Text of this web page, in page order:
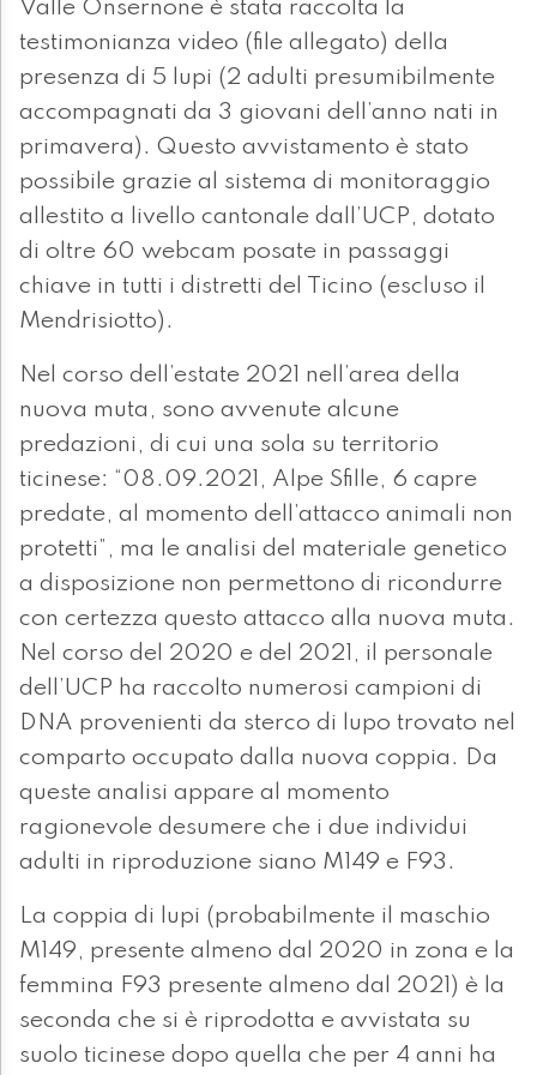
Valle Onsernone è stata raccolta la
testimonianza video (file allegato) della
presenza di 5 lupi (2 adulti presumibilmente
accompagnati da 3 giovani dell’anno nati in
primavera). Questo avvistamento è stato
possibile grazie al sistema di monitoraggio
allestito a livello cantonale dall’UCP, dotato
di oltre 60 webcam posate in passaggi
chiave in tutti i distretti del Ticino (escluso il
Mendrisiotto).
Nel corso dell’estate 2021 nell’area della
nuova muta, sono avvenute alcune
predazioni, di cui una sola su territorio
ticinese: “08.09.2021, Alpe Sfille, 6 capre
predate, al momento dell’attacco animali non
protetti”, ma le analisi del materiale genetico
a disposizione non permettono di ricondurre
con certezza questo attacco alla nuova muta.
Nel corso del 2020 e del 2021, il personale
dell’UCP ha raccolto numerosi campioni di
DNA provenienti da sterco di lupo trovato nel
comparto occupato dalla nuova coppia. Da
queste analisi appare al momento
ragionevole desumere che i due individui
adulti in riproduzione siano M149 e F93.
La coppia di lupi (probabilmente il maschio
M149, presente almeno dal 2020 in zona e la
femmina F93 presente almeno dal 2021) è la
seconda che si è riprodotta e avvistata su
suolo ticinese dopo quella che per 4 anni ha